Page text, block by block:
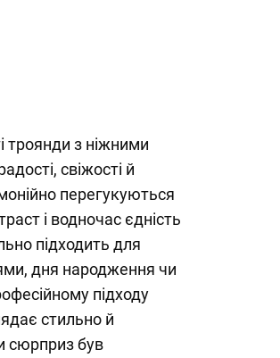
троянди з ніжними
свіжості й
перегукуються
і водночас єдність
підходить для
дня народження чи
підходу
стильно й
сюрприз був